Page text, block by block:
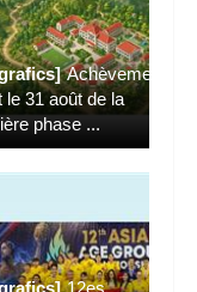
Achèvement
le 31 août de la
phase ...
12es